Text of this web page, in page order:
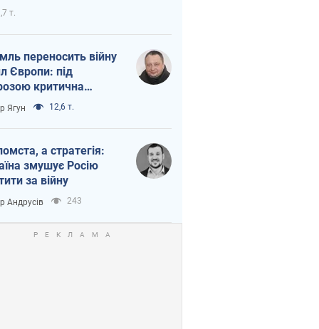
т.
переносить війну
Європи: під
критична
Ягун 12,6 т.
а стратегія:
змушує Росію
за війну
Андрусів 243